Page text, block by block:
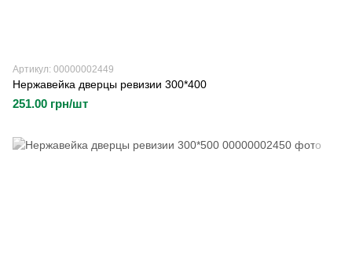
Артикул: 00000002449
Нержавейка дверцы ревизии 300*400
251.00 грн/шт